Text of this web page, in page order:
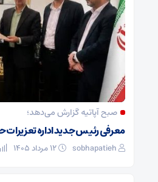
صبح آپاتیه گزارش می‌دهد؛
معرفی رئیس جدید اداره تعزیرات
sobhapatieh